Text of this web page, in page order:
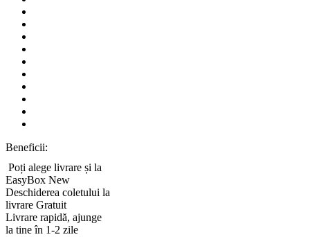
Beneficii:
Poți alege livrare și la
EasyBox New
Deschiderea coletului la
livrare Gratuit
Livrare rapidă, ajunge
la tine în 1-2 zile